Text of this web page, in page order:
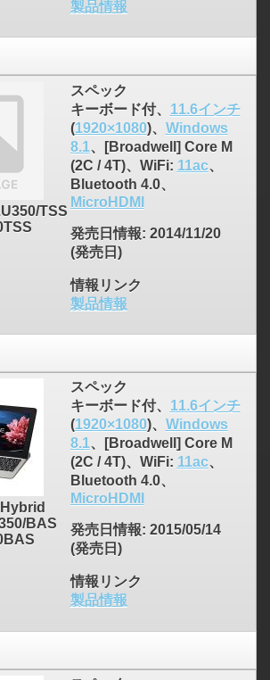
製品情報
TSS
スペック
キーボード付、 11.6インチ
(1920×1080)、 Windows
8.1、[Broadwell] Core M
(2C / 4T)、WiFi: 11ac、
Bluetooth 4.0、
MicroHDMI
発売日情報: 2014/11/20
(発売日)
情報リンク
製品情報
BAS
スペック
キーボード付、 11.6インチ
(1920×1080)、 Windows
8.1、[Broadwell] Core M
(2C / 4T)、WiFi: 11ac、
Bluetooth 4.0、
MicroHDMI
発売日情報: 2015/05/14
(発売日)
情報リンク
製品情報